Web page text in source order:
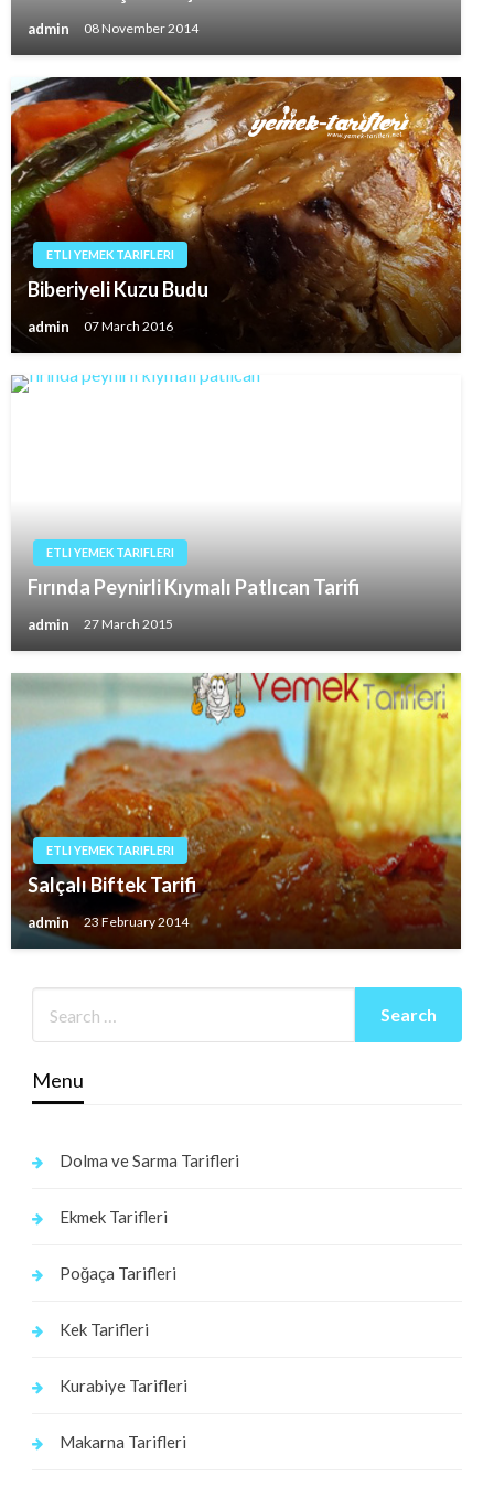
admin 08 November 2014
ETLI YEMEK TARIFLERI
Biberiyeli Kuzu Budu
admin 07 March 2016
ETLI YEMEK TARIFLERI
Fırında Peynirli Kıymalı Patlıcan Tarifi
admin 27 March 2015
ETLI YEMEK TARIFLERI
Salçalı Biftek Tarifi
admin 23 February 2014
Menu
Dolma ve Sarma Tarifleri
Ekmek Tarifleri
Poğaça Tarifleri
Kek Tarifleri
Kurabiye Tarifleri
Makarna Tarifleri